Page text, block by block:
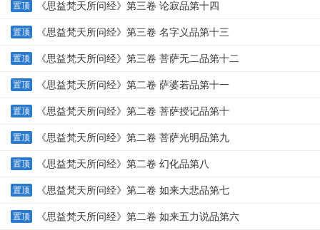
置顶 《思益梵天所问经》第三卷 论寂品第十四
置顶 《思益梵天所问经》第三卷 名字义品第十三
置顶 《思益梵天所问经》第三卷 菩萨无二品第十二
置顶 《思益梵天所问经》第二卷 萨婆若品第十一
置顶 《思益梵天所问经》第二卷 菩萨授记品第十
置顶 《思益梵天所问经》第二卷 菩萨光明品第九
置顶 《思益梵天所问经》第二卷 幻化品第八
置顶 《思益梵天所问经》第二卷 如来大悲品第七
置顶 《思益梵天所问经》第二卷 如来五力说品第六